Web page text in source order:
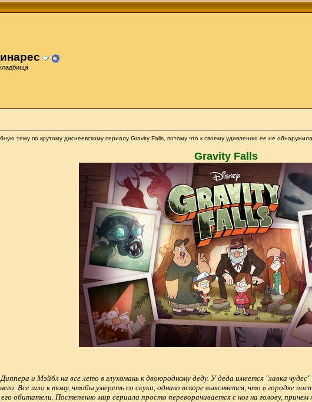
тему по крутому диснеевскому сериалу Gravity Falls, потому что к своему удивлению ее не обнаружила
Gravity Falls
и Мэйбл на все лето в глухомань к двоюродному деду. У деда имеется "лавка
Все шло к тому, чтобы умереть со скуки, однако вскоре выясняется, что в городке
обитатели. Постепенно мир сериала просто переворачивается с ног на голову, причем